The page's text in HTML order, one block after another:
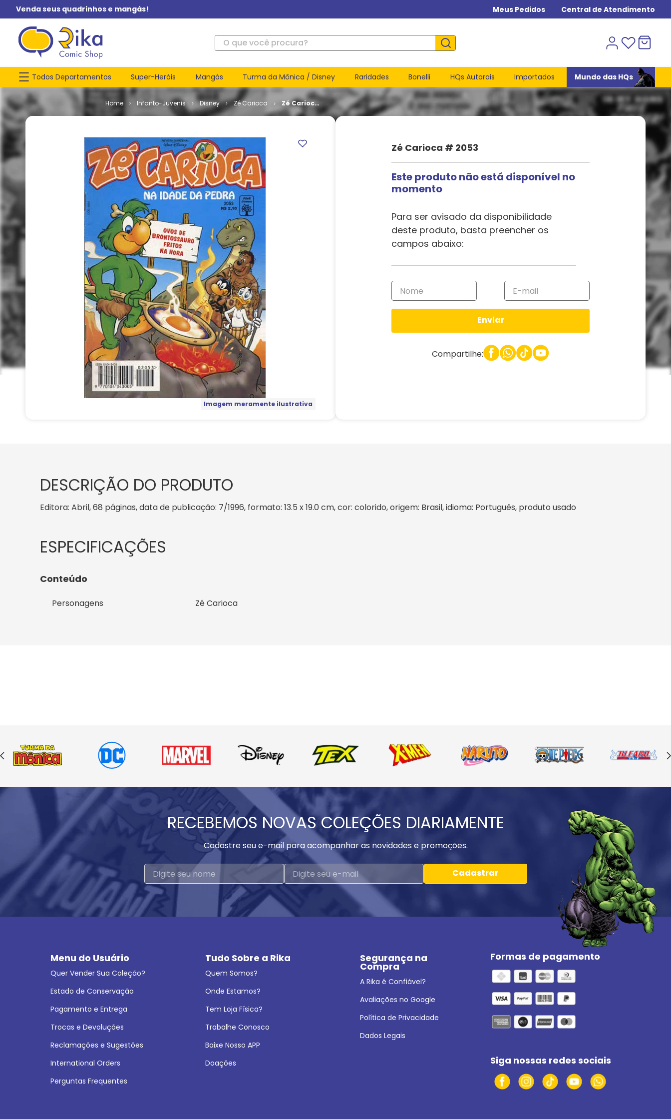
Venda seus quadrinhos e mangás! Meus Pedidos Central de Atendimento
O que você procura?
Todos Departamentos Super-Heróis Mangás Turma da Mônica / Disney Raridades Bonelli HQs Autorais Importados Mundo das HQs
Infanto-Juvenis Disney Zé Carioca
Zé Carioca
# 2053
Imagem meramente ilustrativa
Zé Carioca # 2053
Este produto não está disponível no
momento
Para ser avisado da disponibilidade
deste produto, basta preencher os
campos abaixo:
Enviar
Compartilhe:
DESCRIÇÃO DO PRODUTO
Editora: Abril, 68 páginas, data de publicação: 7/1996, formato: 13.5 x 19.0 cm, cor: colorido, origem: Brasil, idioma: Português, produto usado
Conteúdo
Personagens Zé Carioca
RECEBEMOS NOVAS COLEÇÕES DIARIAMENTE
Cadastre seu e-mail para acompanhar as novidades e promoções.
Cadastrar
Menu do Usuário
Quer Vender Sua Coleção?
Estado de Conservação
Pagamento e Entrega
Trocas e Devoluções
Reclamações e Sugestões
International Orders
Perguntas Frequentes
Tudo Sobre a Rika
Quem Somos?
Onde Estamos?
Tem Loja Física?
Trabalhe Conosco
Baixe Nosso APP
Doações
Segurança na
Compra
A Rika é Confiável?
Avaliações no Google
Política de Privacidade
Dados Legais
Formas de pagamento
Siga nossas redes sociais